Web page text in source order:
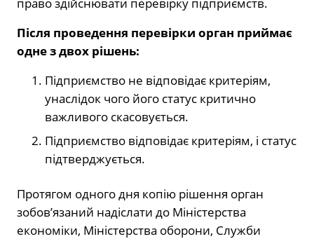
Після проведення перевірки орган приймає
одне з двох рішень:
Підприємство не відповідає критеріям,
унаслідок чого його статус критично
важливого скасовується.
Підприємство відповідає критеріям, і статус
підтверджується.
Протягом одного дня копію рішення орган
зобов’язаний надіслати до Міністерства
економіки, Міністерства оборони, Служби